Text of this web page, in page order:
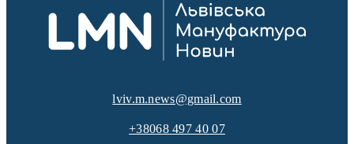
lviv.m.news@gmail.com
+38068 497 40 07